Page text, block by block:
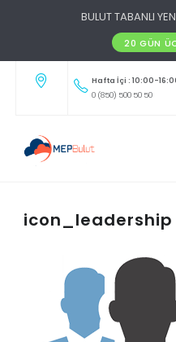
BULUT TABANLI
20 GÜN
Hafta İçi : 10:00-
0 (850) 500 50 50
icon_leadership